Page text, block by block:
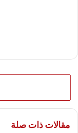
مقالات ذات صلة